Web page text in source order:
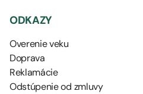
ODKAZY
Overenie veku
Doprava
Reklamácie
Odstúpenie od zmluvy